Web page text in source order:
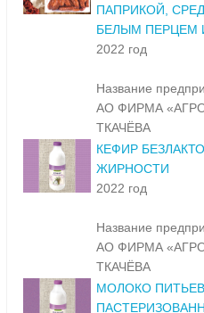
ПАПРИКОЙ,
БЕЛЫМ ПЕРЦЕМ
2022 год
Название
АО ФИРМА
ТКАЧЁВА
КЕФИР
ЖИРНОСТИ
2022 год
Название
АО ФИРМА
ТКАЧЁВА
МОЛОКО